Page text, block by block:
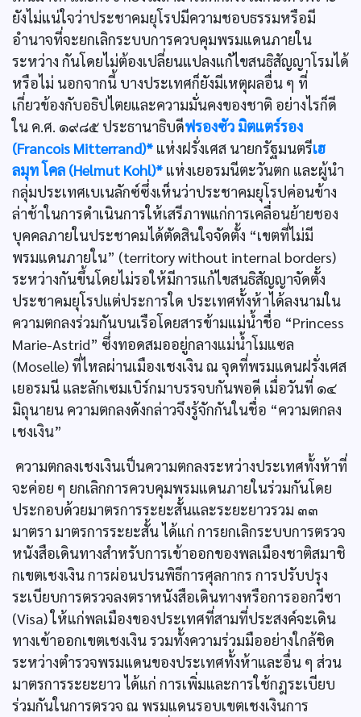
ยังไม่แน่ใจว่าประชาคมยุโรปมีความชอบธรรมหรือมี
อำนาจที่จะยกเลิกระบบการควบคุมพรมแดนภายใน
ระหว่าง กันโดยไม่ต้องเปลี่ยนแปลงแกัไขสนธิสัญญาโรมได้
หรือไม่ นอกจากนี้ บางประเทศก็ยังมีเหตุผลอื่น ๆ ที่
เกี่ยวข้องกับอธิปไตยและความมั่นคงของชาติ อย่างไรก็ดี
ใน ค.ศ. ๑๙๘๕ ประธานาธิบดีฟรองซัว มิตแตร์รอง
(Francois Mitterrand)* แห่งฝรั่งเศส นายกรัฐมนตรีเฮ
ลมุท โคล (Helmut Kohl)* แห่งเยอรมนีตะวันตก และผู้นำ
กลุ่มประเทศเบเนลักซ์ซึ่งเห็นว่าประชาคมยุโรปค่อนข้าง
ล่าช้าในการดำเนินการให้เสรีภาพแก่การเคลื่อนย้ายชอง
บุคคลภายในประชาคมได้ตัดสินใจจัดตั้ง “เขตที่ไม่มี
พรมแดนภายใน” (territory without internal borders)
ระหว่างกันขึ้นโดยไม่รอให้มีการแก้ไขสนธิสัญญาจัดตั้ง
ประชาคมยุโรปแต่ประการใด ประเทศทั้งห้าได้ลงนามใน
ความตกลงร่วมกันบนเรือโดยสารข้ามแม่นํ้าชื่อ “Princess
Marie-Astrid” ซึ่งทอดสมออยู่กลางแม่นํ้าโมแซล
(Moselle) ที่ไหลผ่านเมืองเชงเงิน ณ จุดที่พรมแดนฝรั่งเศส
เยอรมนี และลักเซมเบิร์กมาบรรจบกันพอดี เมื่อวันที่ ๑๔
มิถุนายน ความตกลงดังกล่าวจึงรู้จักกันในชื่อ “ความตกลง
เชงเงิน”
ความตกลงเชงเงินเป็นความตกลงระหว่างประเทศทั้งห้าที่
จะค่อย ๆ ยกเลิกการควบคุมพรมแดนภายในร่วมกันโดย
ประกอบด้วยมาตรการระยะสั้นและระยะยาวรวม ๓๓
มาตรา มาตรการระยะสั้น ได้แก่ การยกเลิกระบบการตรวจ
หนังสือเดินทางสำหรับการเข้าออกของพลเมืองชาติสมาชิ
กเขตเชงเงิน การผ่อนปรนพิธีการศุลกากร การปรับปรุง
ระเบียบการตรวจลงตราหนังสือเดินทางหรือการออกวีซา
(Visa) ให้แก่พลเมืองของประเทศที่สามที่ประสงค์จะเดิน
ทางเข้าออกเขตเชงเงิน รวมทั้งความร่วมมืออย่างใกล้ชิด
ระหว่างตำรวจพรมแดนของประเทศทั้งห้าและอื่น ๆ ส่วน
มาตรการระยะยาว ได้แก่ การเพิ่มและการใช้กฎระเบียบ
ร่วมกันในการตรวจ ณ พรมแดนรอบเขตเชงเงินการ